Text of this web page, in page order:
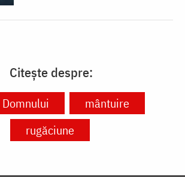
Citește despre:
mântuire
rugăciune